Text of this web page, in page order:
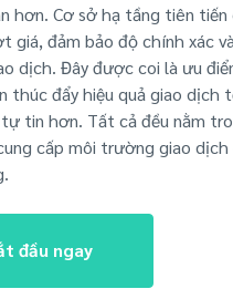
hơn. Cơ sở hạ tầng tiên
giá, đảm bảo độ chính xác
dịch. Đây được coi là ưu
thúc đẩy hiệu quả giao dịch
tin hơn. Tất cả đều nằm
cấp môi trường giao
đầu ngay